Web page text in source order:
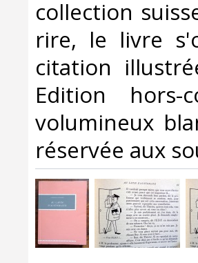
collection
rire, le livre
citation
Edition hors-
volumineux
réservée aux